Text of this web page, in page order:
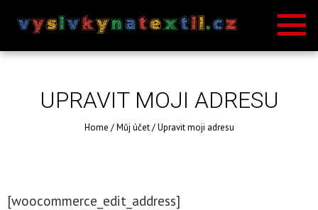
UPRAVIT MOJI ADRESU
Home /Můj účet/Upravit moji adresu
[woocommerce_edit_address]